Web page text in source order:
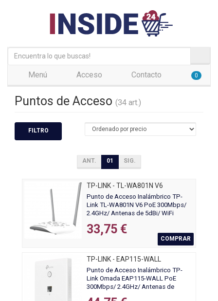
Menú Acceso Contacto 0
Puntos de Acceso (34 art.)
FILTRO
ANT. 01 SIG.
TP-LINK - TL-WA801N V6
Punto de Acceso Inalámbrico TP-
Link TL-WA801N V6 PoE 300Mbps/
2.4GHz/ Antenas de 5dBi/ WiFi
33,75 €
COMPRAR
TP-LINK - EAP115-WALL
Punto de Acceso Inalámbrico TP-
Link Omada EAP115-WALL PoE
300Mbps/ 2.4GHz/ Antenas de